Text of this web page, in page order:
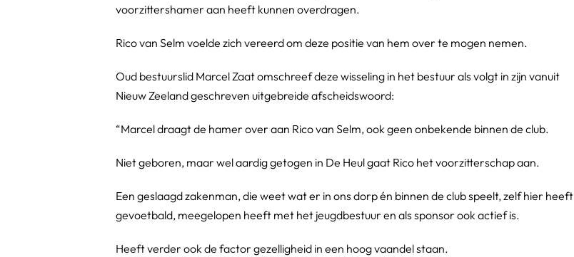
voorzittershamer aan heeft kunnen overdragen.
Rico van Selm voelde zich vereerd om deze positie van hem over te mogen nemen.
Oud bestuurslid Marcel Zaat omschreef deze wisseling in het bestuur als volgt in zijn vanuit
Nieuw Zeeland geschreven uitgebreide afscheidswoord:
“Marcel draagt de hamer over aan Rico van Selm, ook geen onbekende binnen de club.
Niet geboren, maar wel aardig getogen in De Heul gaat Rico het voorzitterschap aan.
Een geslaagd zakenman, die weet wat er in ons dorp én binnen de club speelt, zelf hier heeft
gevoetbald, meegelopen heeft met het jeugdbestuur en als sponsor ook actief is.
Heeft verder ook de factor gezelligheid in een hoog vaandel staan.